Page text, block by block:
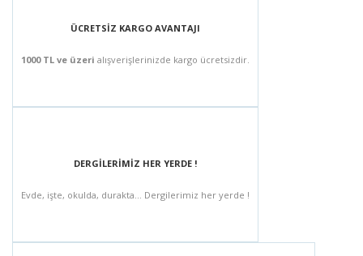
ÜCRETSİZ KARGO AVANTAJI
1000 TL ve üzeri alışverişlerinizde kargo ücretsizdir.
DERGİLERİMİZ HER YERDE !
Evde, işte, okulda, durakta... Dergilerimiz her yerde !